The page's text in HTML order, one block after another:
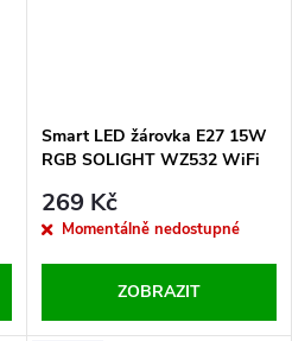
Smart LED žárovka E27 15W
RGB SOLIGHT WZ532 WiFi
269 Kč
Momentálně nedostupné
ZOBRAZIT